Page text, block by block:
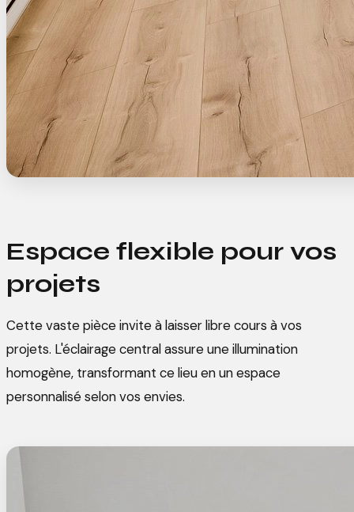
Espace flexible pour vos
projets
Cette vaste pièce invite à laisser libre cours à vos
projets. L'éclairage central assure une illumination
homogène, transformant ce lieu en un espace
personnalisé selon vos envies.